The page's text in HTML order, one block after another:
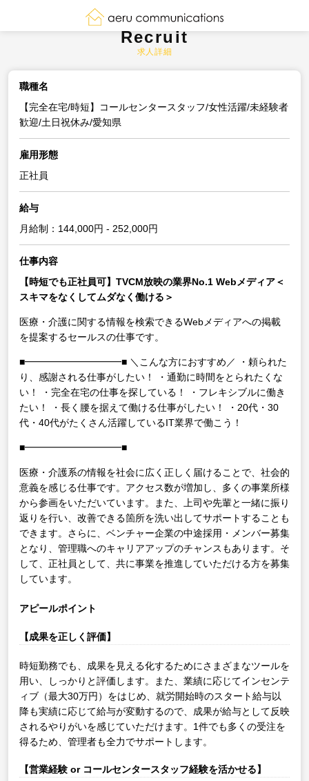
Recruit
求人詳細
職種名
【完全在宅/時短】コールセンタースタッフ/女性活躍/未経験者
歓迎/土日祝休み/愛知県
雇用形態
正社員
給与
月給制：144,000円 - 252,000円
仕事内容
【時短でも正社員可】TVCM放映の業界No.1 Webメディア＜
スキマをなくしてムダなく働ける＞
医療・介護に関する情報を検索できるWebメディアへの掲載
を提案するセールスの仕事です。
■━━━━━━━━━━■ ＼こんな方におすすめ／
・頼られた
り、感謝される仕事がしたい！
・通勤に時間をとられたくな
い！
・完全在宅の仕事を探している！
・フレキシブルに働き
たい！
・長く腰を据えて働ける仕事がしたい！
・20代・30
代・40代がたくさん活躍しているIT業界で働こう！
■━━━━━━━━━━■
医療・介護系の情報を社会に広く正しく届けることで、社会的
意義を感じる仕事です。アクセス数が増加し、多くの事業所様
から参画をいただいています。また、上司や先輩と一緒に振り
返りを行い、改善できる箇所を洗い出してサポートすることも
できます。さらに、ベンチャー企業の中途採用・メンバー募集
となり、管理職へのキャリアアップのチャンスもあります。そ
して、正社員として、共に事業を推進していただける方を募集
しています。
アピールポイント
【成果を正しく評価】
時短勤務でも、成果を見える化するためにさまざまなツールを
用い、しっかりと評価します。また、業績に応じてインセンテ
ィブ（最大30万円）をはじめ、就労開始時のスタート給与以
降も実績に応じて給与が変動するので、成果が給与として反映
されるやりがいを感じていただけます。1件でも多くの受注を
得るため、管理者も全力でサポートします。
【営業経験 or コールセンタースタッフ経験を活かせる】